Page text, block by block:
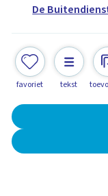
De
favoriet tekst